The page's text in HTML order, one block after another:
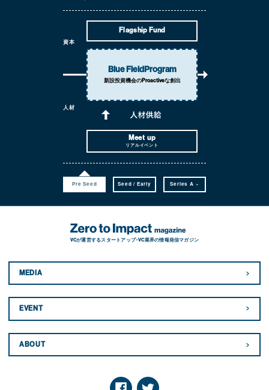
資本
人材
Flagship Fund
Blue FieldProgram
新設投資機会のProactiveな創出
Meet up
リアルイベント
Pre Seed Seed / Early Series A ~
VCが運営するスタートアップ・VC業界の情報発信マガジン
MEDIA
EVENT
ABOUT